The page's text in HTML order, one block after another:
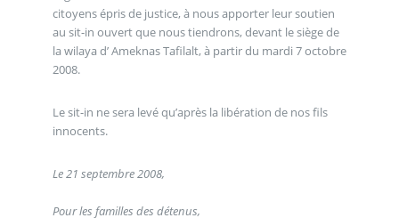
citoyens épris de justice, à nous apporter leur soutien
au sit-in ouvert que nous tiendrons, devant le siège de
la wilaya d’ Ameknas Tafilalt, à partir du mardi 7 octobre
2008.
Le sit-in ne sera levé qu’après la libération de nos fils
innocents.
Le 21 septembre 2008,
Pour les familles des détenus,